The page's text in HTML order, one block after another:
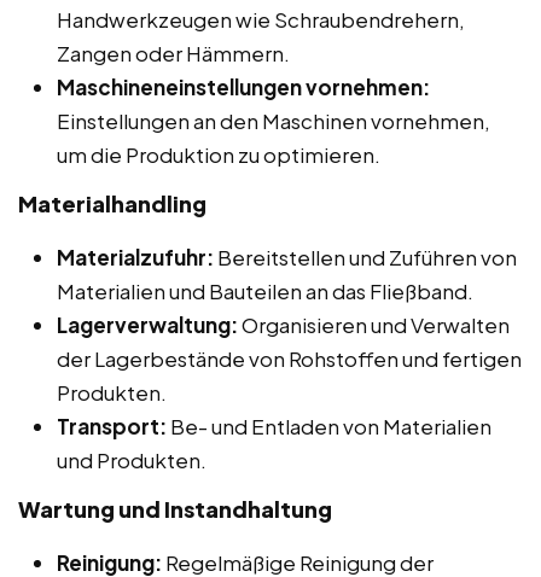
Handwerkzeugen wie Schraubendrehern,
Zangen oder Hämmern.
Maschineneinstellungen vornehmen:
Einstellungen an den Maschinen vornehmen,
um die Produktion zu optimieren.
Materialhandling
Materialzufuhr: Bereitstellen und Zuführen von
Materialien und Bauteilen an das Fließband.
Lagerverwaltung:Organisieren und Verwalten
der Lagerbestände von Rohstoffen und fertigen
Produkten.
Transport: Be- und Entladen von Materialien
und Produkten.
Wartung und Instandhaltung
Reinigung: Regelmäßige Reinigung der